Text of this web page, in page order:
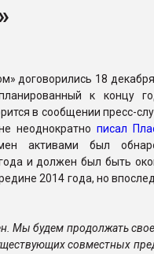
договорились 18
к концу
в сообщении пресс-
неоднократно писал
активами был
и должен был быть
2014 года, но
Мы будем продолжать
совместных